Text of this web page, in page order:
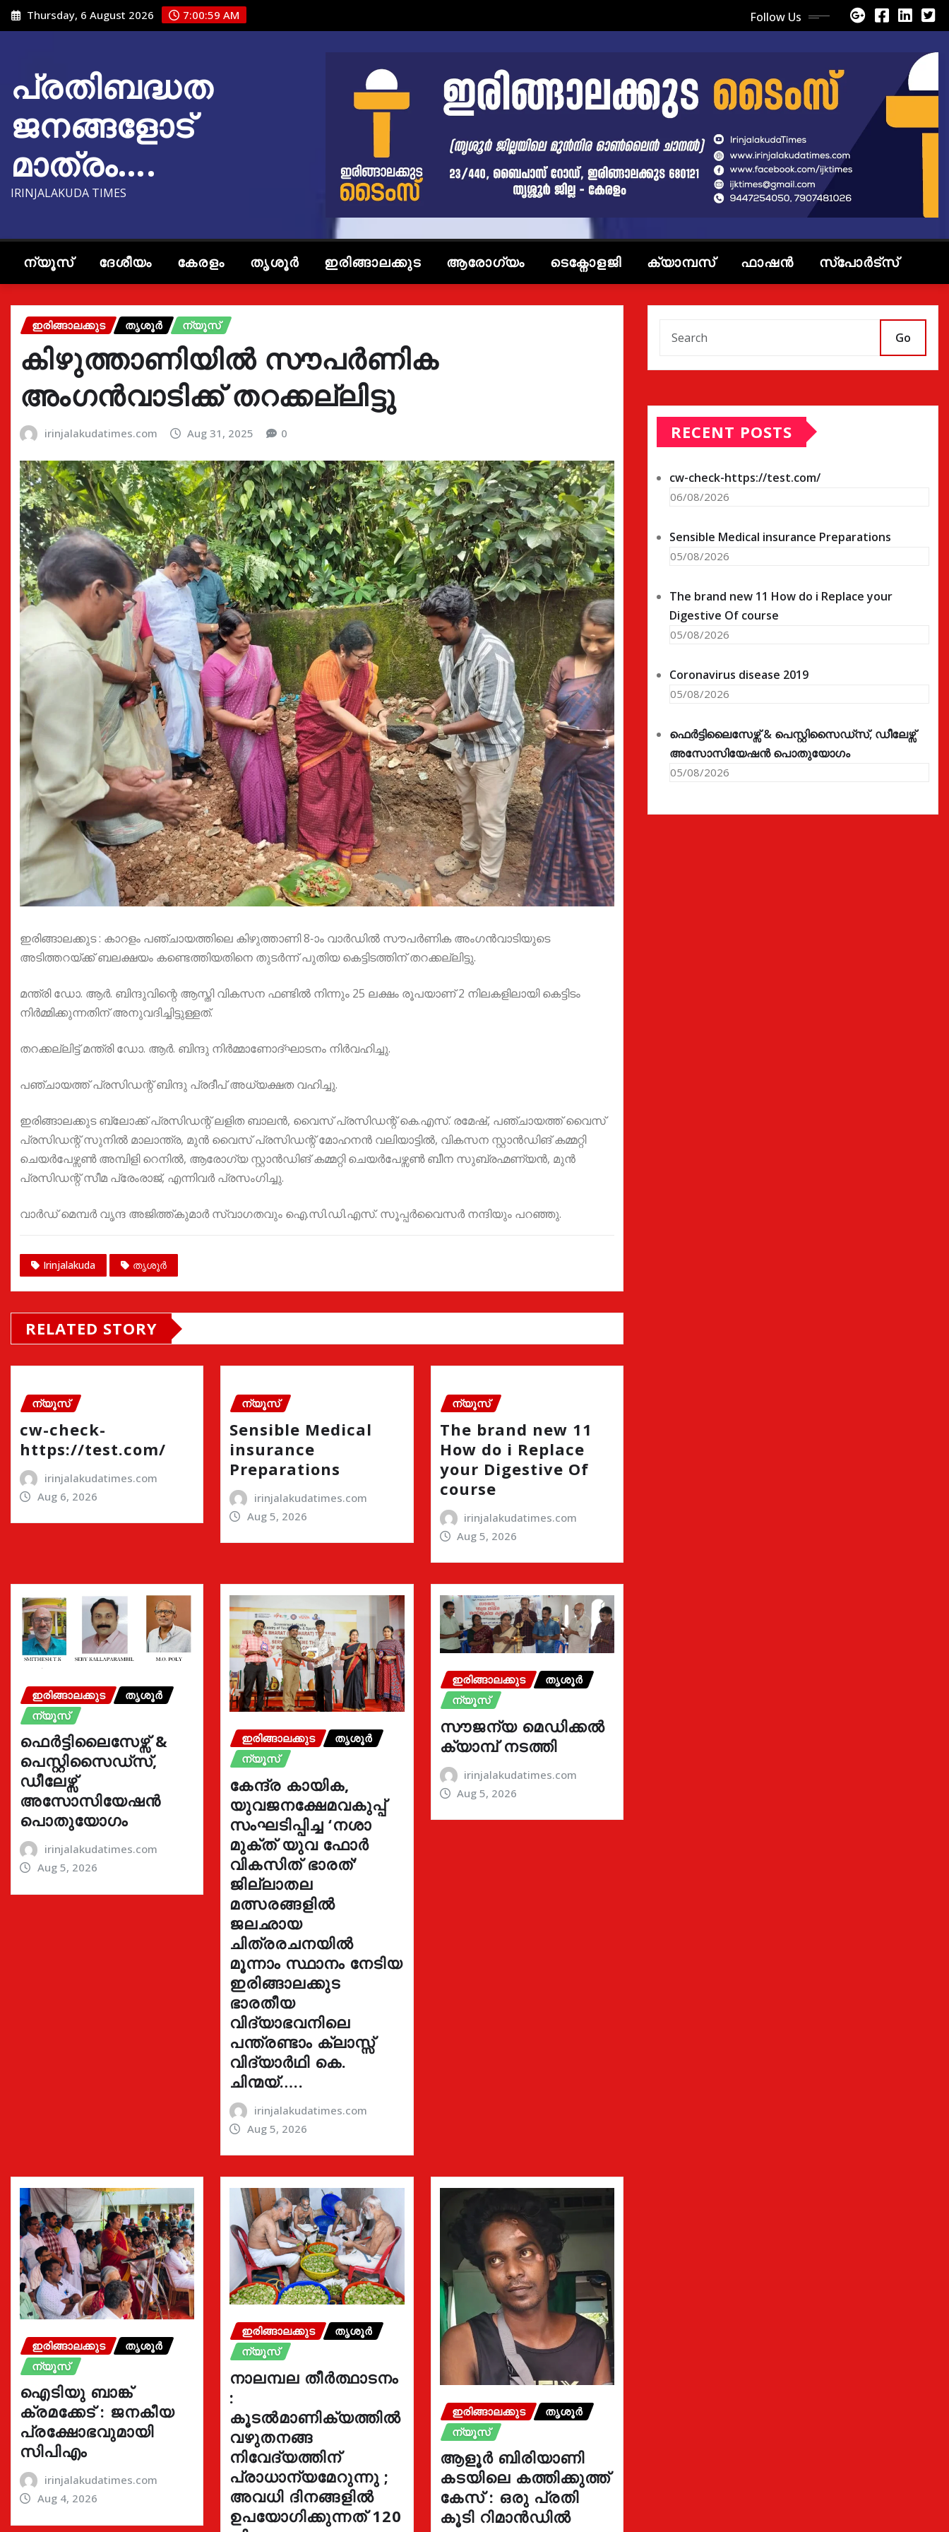
Skip
to
Thursday, 6 August 2026 7:01:00 AM Follow Us
പ്രതിബദ്ധത
ജനങ്ങളോട്
മാത്രം….
IRINJALAKUDA TIMES
ന്യൂസ് ദേശീയം കേരളം തൃശൂർ ഇരിങ്ങാലക്കുട ആരോഗ്യം ടെക്നോളജി ക്യാമ്പസ് ഫാഷൻ സ്പോർട്സ്
ഇരിങ്ങാലക്കുട തൃശൂർ ന്യൂസ്
കിഴുത്താണിയിൽ സൗപർണിക
അംഗൻവാടിക്ക് തറക്കല്ലിട്ടു
irinjalakudatimes.com Aug 31, 2025 0
ഇരിങ്ങാലക്കുട : കാറളം പഞ്ചായത്തിലെ കിഴുത്താണി 8-ാം വാർഡിൽ സൗപർണിക അംഗൻവാടിയുടെ
അടിത്തറയ്ക്ക് ബലക്ഷയം കണ്ടെത്തിയതിനെ തുടർന്ന് പുതിയ കെട്ടിടത്തിന് തറക്കല്ലിട്ടു.
മന്ത്രി ഡോ. ആർ. ബിന്ദുവിന്റെ ആസ്തി വികസന ഫണ്ടിൽ നിന്നും 25 ലക്ഷം രൂപയാണ് 2 നിലകളിലായി കെട്ടിടം
നിർമ്മിക്കുന്നതിന് അനുവദിച്ചിട്ടുള്ളത്.
തറക്കല്ലിട്ട് മന്ത്രി ഡോ. ആർ. ബിന്ദു നിർമ്മാണോദ്ഘാടനം നിർവഹിച്ചു.
പഞ്ചായത്ത് പ്രസിഡന്റ്‌ ബിന്ദു പ്രദീപ്‌ അധ്യക്ഷത വഹിച്ചു.
ഇരിങ്ങാലക്കുട ബ്ലോക്ക് പ്രസിഡന്റ് ലളിത ബാലൻ, വൈസ് പ്രസിഡന്റ്‌ കെ.എസ്. രമേഷ്, പഞ്ചായത്ത് വൈസ്
പ്രസിഡന്റ്‌ സുനിൽ മാലാന്ത്ര, മുൻ വൈസ് പ്രസിഡന്റ്‌ മോഹനൻ വലിയാട്ടിൽ, വികസന സ്റ്റാൻഡിങ് കമ്മറ്റി
ചെയർപേഴ്സൺ അമ്പിളി റെനിൽ, ആരോഗ്യ സ്റ്റാൻഡിങ് കമ്മറ്റി ചെയർപേഴ്സൺ ബീന സുബ്രഹ്മണ്യൻ, മുൻ
പ്രസിഡന്റ്‌ സീമ പ്രേംരാജ്, എന്നിവർ പ്രസംഗിച്ചു.
വാർഡ് മെമ്പർ വൃന്ദ അജിത്ത്കുമാർ സ്വാഗതവും ഐ.സി.ഡി.എസ്. സൂപ്പർവൈസർ നന്ദിയും പറഞ്ഞു.
Irinjalakuda തൃശൂർ
RELATED STORY
ന്യൂസ്
cw-check-
https://test.com/
irinjalakudatimes.com
Aug 6, 2026
ന്യൂസ്
Sensible Medical
insurance
Preparations
irinjalakudatimes.com
Aug 5, 2026
ന്യൂസ്
The brand new 11
How do i Replace
your Digestive Of
course
irinjalakudatimes.com
Aug 5, 2026
ഇരിങ്ങാലക്കുട
തൃശൂർ
ന്യൂസ്
ഫെർട്ടിലൈസേഴ്സ് &
പെസ്റ്റിസൈഡ്സ്,
ഡീലേഴ്സ്
അസോസിയേഷൻ
പൊതുയോഗം
irinjalakudatimes.com
Aug 5, 2026
ഇരിങ്ങാലക്കുട
തൃശൂർ
ന്യൂസ്
കേന്ദ്ര കായിക,
യുവജനക്ഷേമവകുപ്പ്
സംഘടിപ്പിച്ച ‘നശാ
മുക്ത് യുവ ഫോർ
വികസിത് ഭാരത്’
ജില്ലാതല
മത്സരങ്ങളിൽ
ജലഛായ
ചിത്രരചനയിൽ
മൂന്നാം സ്ഥാനം നേടിയ
ഇരിങ്ങാലക്കുട
ഭാരതീയ
വിദ്യാഭവനിലെ
പന്ത്രണ്ടാം ക്ലാസ്സ്
വിദ്യാർഥി കെ.
ചിന്മയ്…..
irinjalakudatimes.com
Aug 5, 2026
ഇരിങ്ങാലക്കുട
തൃശൂർ
ന്യൂസ്
സൗജന്യ മെഡിക്കൽ
ക്യാമ്പ് നടത്തി
irinjalakudatimes.com
Aug 5, 2026
ഇരിങ്ങാലക്കുട
തൃശൂർ
ന്യൂസ്
ഐടിയു ബാങ്ക്
ക്രമക്കേട് : ജനകീയ
പ്രക്ഷോഭവുമായി
സിപിഎം
irinjalakudatimes.com
Aug 4, 2026
ഇരിങ്ങാലക്കുട
തൃശൂർ
ന്യൂസ്
നാലമ്പല തീർത്ഥാടനം
:
കൂടൽമാണിക്യത്തിൽ
വഴുതനങ്ങ
നിവേദ്യത്തിന്
പ്രാധാന്യമേറുന്നു ;
അവധി ദിനങ്ങളിൽ
ഉപയോഗിക്കുന്നത് 120
ഇരിങ്ങാലക്കുട
തൃശൂർ
ന്യൂസ്
ആളൂർ ബിരിയാണി
കടയിലെ കത്തിക്കുത്ത്
കേസ് : ഒരു പ്രതി
കൂടി റിമാൻഡിൽ
Go
RECENT POSTS
cw-check-https://test.com/
06/08/2026
Sensible Medical insurance Preparations
05/08/2026
The brand new 11 How do i Replace your
Digestive Of course
05/08/2026
Coronavirus disease 2019
05/08/2026
ഫെർട്ടിലൈസേഴ്സ് & പെസ്റ്റിസൈഡ്സ്, ഡീലേഴ്സ്
അസോസിയേഷൻ പൊതുയോഗം
05/08/2026